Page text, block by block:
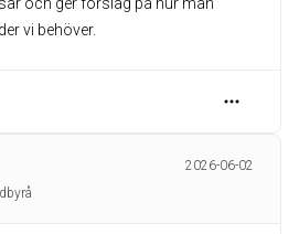
vi behöver.
2026-06-02